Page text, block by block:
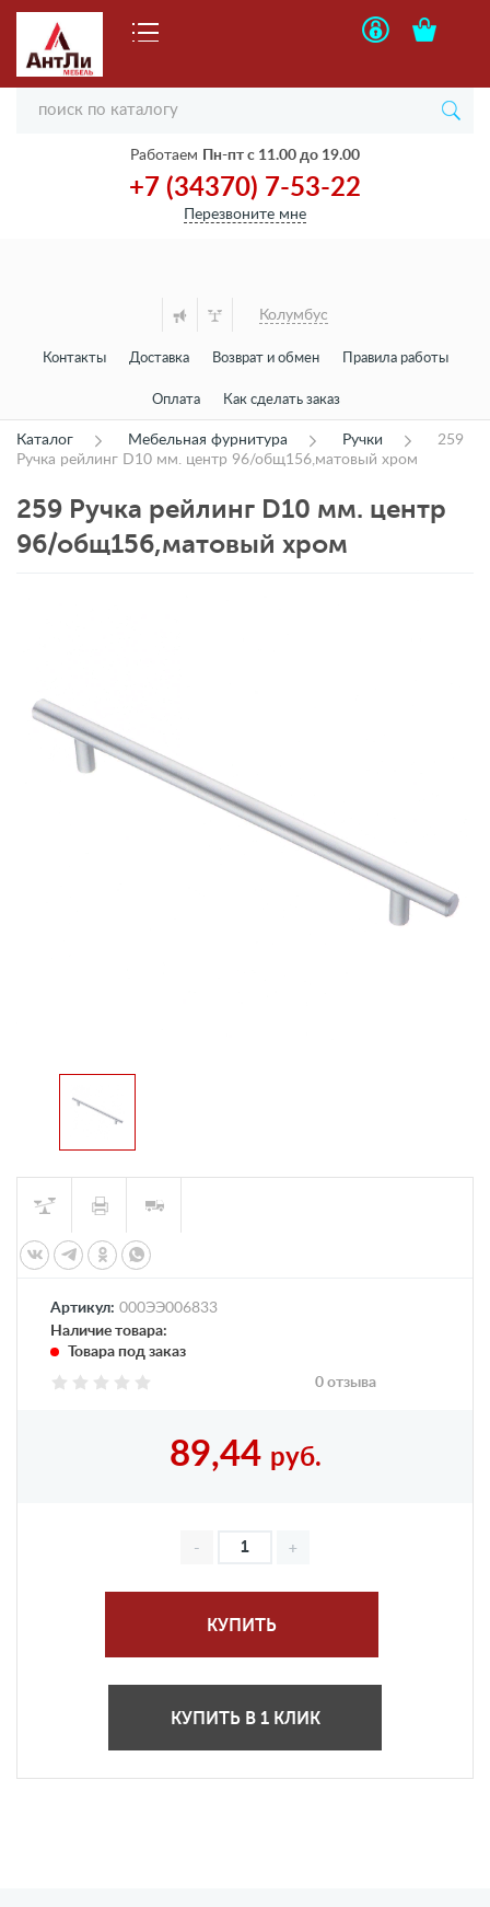
Работаем Пн-пт с 11.00 до 19.00
+7 (34370) 7-53-22
Перезвоните мне
Колумбус
Контакты Доставка Возврат и обмен Правила работы
Оплата Как сделать заказ
Каталог Мебельная фурнитура Ручки
259
Ручка рейлинг D10 мм. центр 96/общ156,матовый хром
259 Ручка рейлинг D10 мм. центр
96/общ156,матовый хром
Артикул: 000ЭЭ006833
Наличие товара:
Товара под заказ
0 отзыва
89,44 руб.
КУПИТЬ
КУПИТЬ В 1 КЛИК